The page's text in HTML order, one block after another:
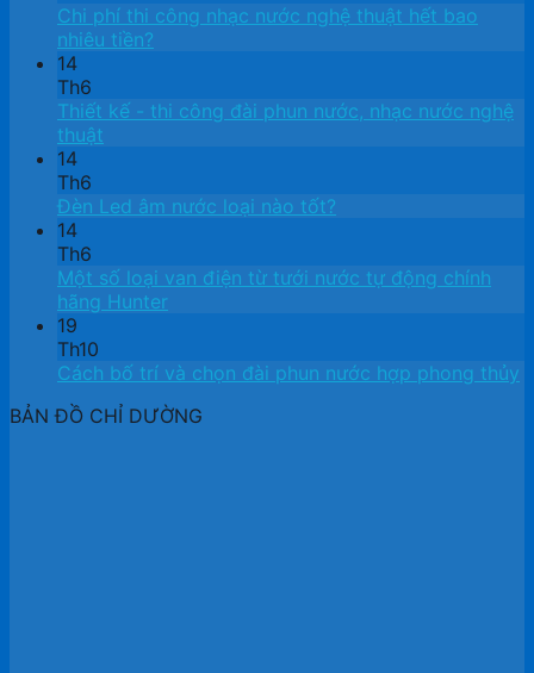
Chi phí thi công nhạc nước nghệ thuật hết bao
nhiêu tiền?
14
Th6
Thiết kế ​- thi công đài phun nước, nhạc nước nghệ
thuật
14
Th6
Đèn Led âm nước loại nào tốt?
14
Th6
Một số loại van điện từ tưới nước tự động chính
hãng Hunter
19
Th10
Cách bố trí và chọn đài phun nước hợp phong thủy
BẢN ĐỒ CHỈ DƯỜNG